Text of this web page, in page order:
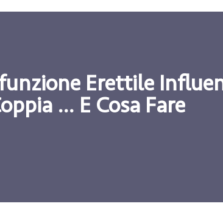
Erettile
… E Cosa Fare